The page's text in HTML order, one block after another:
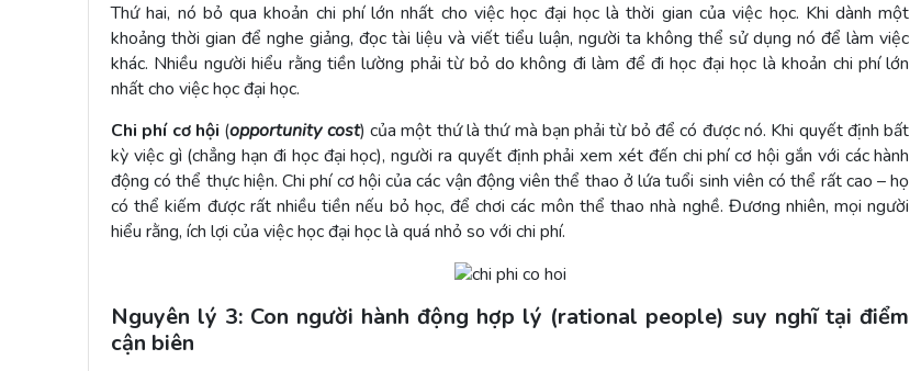
Thứ hai, nó bỏ qua khoản chi phí lớn nhất cho việc học đại học là thời gian của việc học. Khi dành một
khoảng thời gian để nghe giảng, đọc tài liệu và viết tiểu luận, người ta không thể sử dụng nó để làm việc
khác. Nhiều người hiểu rằng tiền lường phải từ bỏ do không đi làm để đi học đại học là khoản chi phí lớn
nhất cho việc học đại học.
Chi phí cơ hội (opportunity cost) của một thứ là thứ mà bạn phải từ bỏ để có được nó. Khi quyết định bất
kỳ việc gì (chẳng hạn đi học đại học), người ra quyết định phải xem xét đến chi phí cơ hội gắn với các hành
động có thể thực hiện. Chi phí cơ hội của các vận động viên thể thao ở lứa tuổi sinh viên có thể rất cao – họ
có thể kiếm được rất nhiều tiền nếu bỏ học, để chơi các môn thể thao nhà nghề. Đương nhiên, mọi người
hiểu rằng, ích lợi của việc học đại học là quá nhỏ so với chi phí.
Nguyên lý 3: Con người hành động hợp lý (rational people) suy nghĩ tại điểm
cận biên